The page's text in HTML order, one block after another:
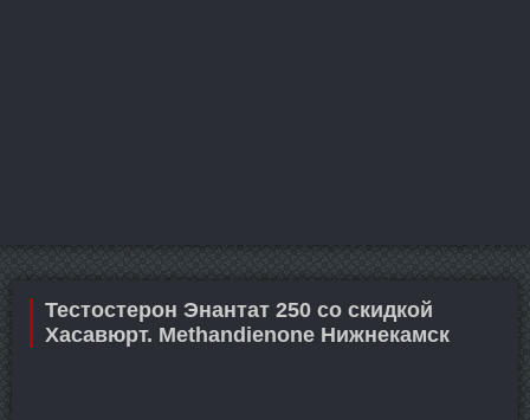
Тестостерон Энантат 250 со скидкой
Хасавюрт. Methandienone Нижнекамск